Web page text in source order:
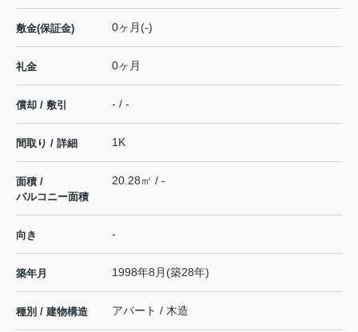
敷金(保証金) 0ヶ月(-)
礼金 0ヶ月
償却 / 敷引 - / -
間取り / 詳細 1K
面積 /
バルコニー面積
20.28㎡ / -
向き -
築年月 1998年8月(築28年)
種別 / 建物構造 アパート / 木造